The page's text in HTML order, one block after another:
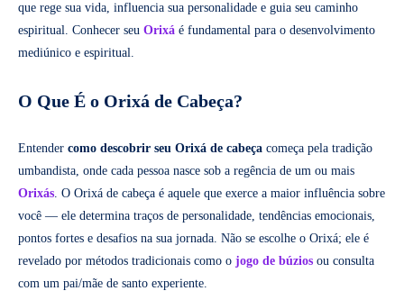
que rege sua vida, influencia sua personalidade e guia seu caminho
espiritual. Conhecer seu Orixá é fundamental para o desenvolvimento
mediúnico e espiritual.
O Que É o Orixá de Cabeça?
Entender como descobrir seu Orixá de cabeça começa pela tradição
umbandista, onde cada pessoa nasce sob a regência de um ou mais
Orixás . O Orixá de cabeça é aquele que exerce a maior influência sobre
você — ele determina traços de personalidade, tendências emocionais,
pontos fortes e desafios na sua jornada. Não se escolhe o Orixá; ele é
revelado por métodos tradicionais como o jogo de búzios ou consulta
com um pai/mãe de santo experiente.